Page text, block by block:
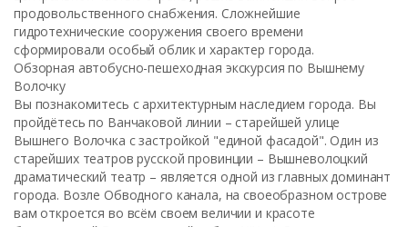
продовольственного снабжения. Сложнейшие
гидротехнические сооружения своего времени
сформировали особый облик и характер города.
Обзорная автобусно-пешеходная экскурсия по Вышнему
Волочку
Вы познакомитесь с архитектурным наследием города. Вы
пройдётесь по Ванчаковой линии – старейшей улице
Вышнего Волочка с застройкой "единой фасадой". Один из
старейших театров русской провинции – Вышневолоцкий
драматический театр – является одной из главных доминант
города. Возле Обводного канала, на своеобразном острове
вам откроется во всём своем величии и красоте